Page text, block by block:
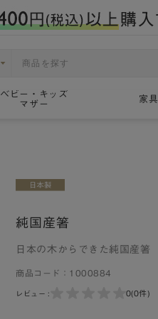
ベビー・キッズ
マザー
家具
純国産箸
日本の木からできた純国産箸
商品コード： 1000884
レビュー : 0(0件)